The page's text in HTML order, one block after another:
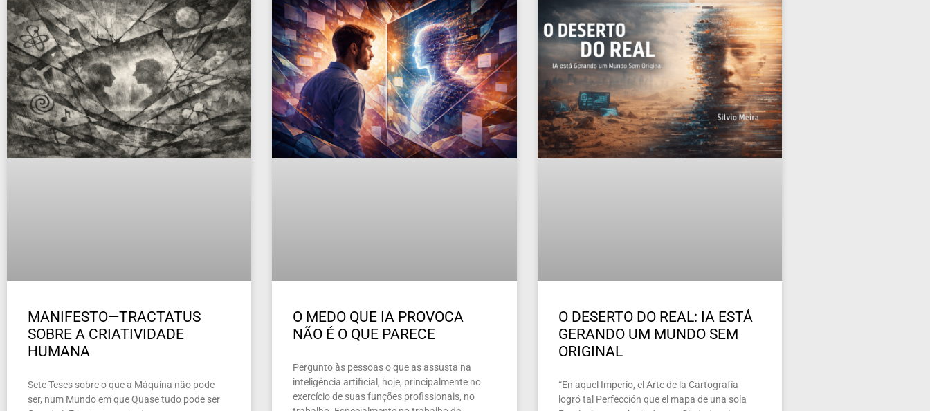
MANIFESTO—TRACTATUS
SOBRE A CRIATIVIDADE
HUMANA
Sete Teses sobre o que a Máquina não pode
ser, num Mundo em que Quase tudo pode ser
O MEDO QUE IA PROVOCA
NÃO É O QUE PARECE
Pergunto às pessoas o que as assusta na
inteligência artificial, hoje, principalmente no
exercício de suas funções profissionais, no
O DESERTO DO REAL: IA ESTÁ
GERANDO UM MUNDO SEM
ORIGINAL
“En aquel Imperio, el Arte de la Cartografía
logró tal Perfección que el mapa de una sola